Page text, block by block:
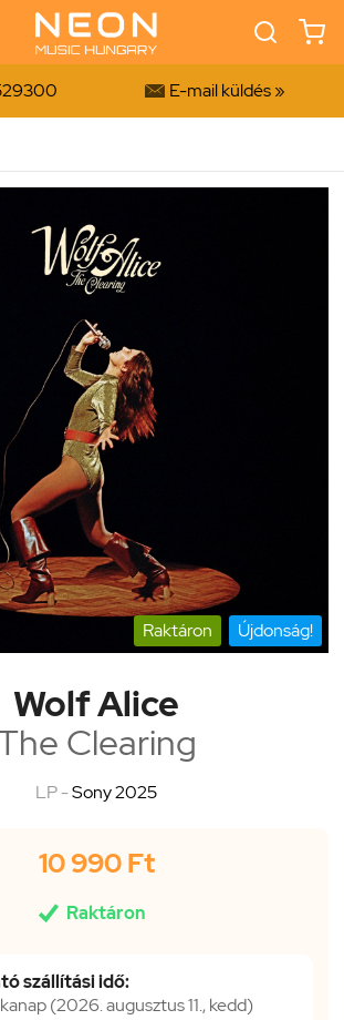
 E-mail küldés »
Raktáron Újdonság!
Wolf Alice
Clearing
LP -Sony 2025
10 990 Ft
 Raktáron
szállítási idő:
(2026. augusztus 11., kedd)